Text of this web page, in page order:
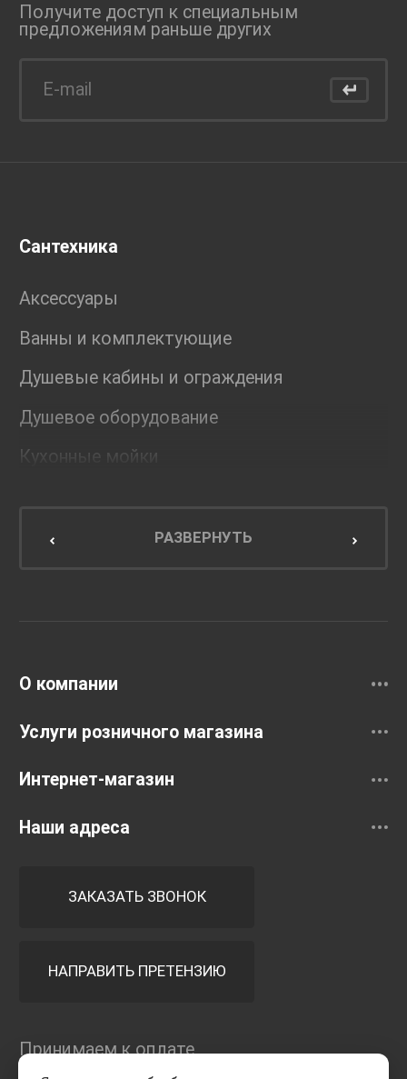
Получите доступ к специальным
предложениям раньше других
Сантехника
Аксессуары
Ванны и комплектующие
Душевые кабины и ограждения
Душевое оборудование
Кухонные мойки
Мебель для кухниРАЗВЕРНУТЬ
О компании
Услуги розничного магазина
Интернет-магазин
Наши адреса
ЗАКАЗАТЬ ЗВОНОК
НАПРАВИТЬ ПРЕТЕНЗИЮ
Принимаем к оплате